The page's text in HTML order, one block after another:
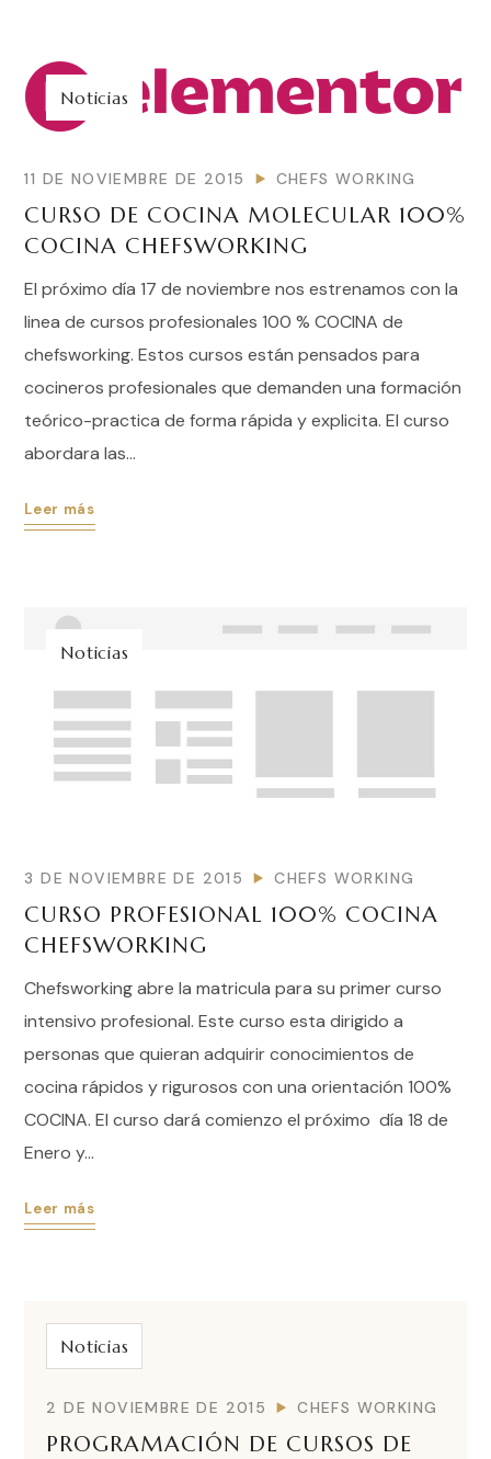
Noticias
11 DE NOVIEMBRE DE 2015 CHEFS WORKING
CURSO DE COCINA MOLECULAR 100%
COCINA CHEFSWORKING
El próximo día 17 de noviembre nos estrenamos con la
linea de cursos profesionales 100 % COCINA de
chefsworking. Estos cursos están pensados para
cocineros profesionales que demanden una formación
teórico-practica de forma rápida y explicita. El curso
abordara las...
Leer más
Noticias
3 DE NOVIEMBRE DE 2015 CHEFS WORKING
CURSO PROFESIONAL 100% COCINA
CHEFSWORKING
Chefsworking abre la matricula para su primer curso
intensivo profesional. Este curso esta dirigido a
personas que quieran adquirir conocimientos de
cocina rápidos y rigurosos con una orientación 100%
COCINA. El curso dará comienzo el próximo día 18 de
Enero y...
Leer más
Noticias
2 DE NOVIEMBRE DE 2015 CHEFS WORKING
PROGRAMACIÓN DE CURSOS DE